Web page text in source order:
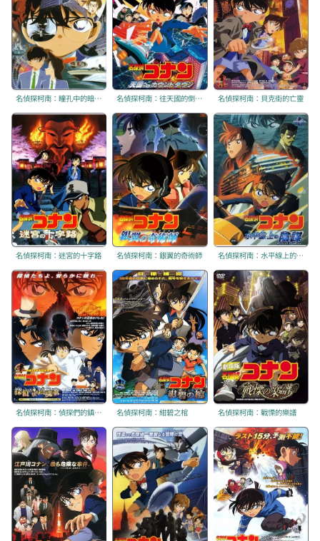
名偵探柯南：瞳孔中的暗殺者 名偵探柯南：往天國的倒數計時 名偵探柯南：貝克街的亡靈
名偵探柯南：迷宮的十字路 名偵探柯南：銀翼的奇術師 名偵探柯南：水平線上的陰謀
名偵探柯南：偵探們的鎮魂歌 名偵探柯南：紺碧之棺 名偵探柯南：戰慄的樂譜